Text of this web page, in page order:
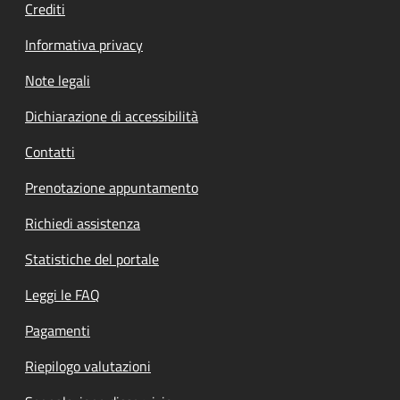
Crediti
Informativa privacy
Note legali
Dichiarazione di accessibilità
Contatti
Prenotazione appuntamento
Richiedi assistenza
Statistiche del portale
Leggi le FAQ
Pagamenti
Riepilogo valutazioni